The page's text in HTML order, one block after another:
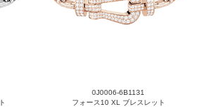
0J0006-6B1131
フォース10 XL ブレスレット